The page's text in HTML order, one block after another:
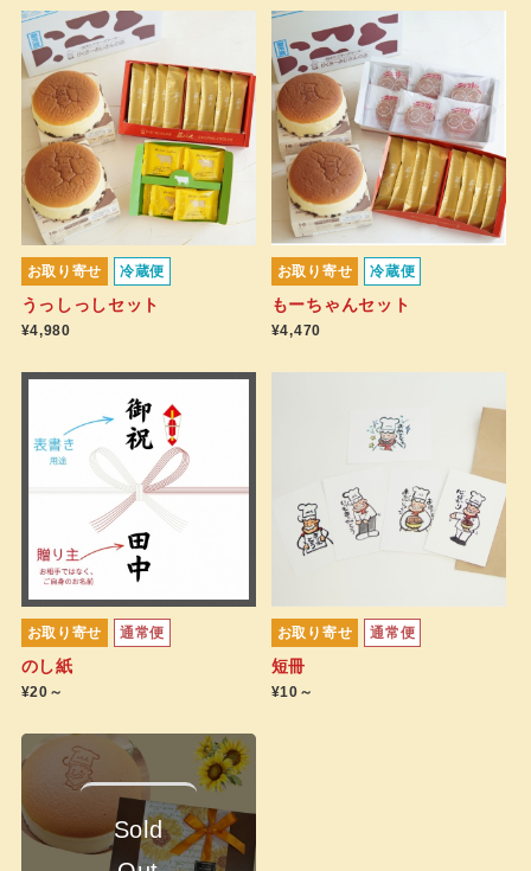
お取り寄せ 冷蔵便
うっしっしセット
¥4,980
お取り寄せ 冷蔵便
もーちゃんセット
¥4,470
お取り寄せ 通常便
のし紙
¥20～
お取り寄せ 通常便
短冊
¥10～
Sold